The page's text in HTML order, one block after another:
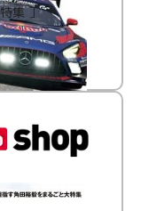
集 ］